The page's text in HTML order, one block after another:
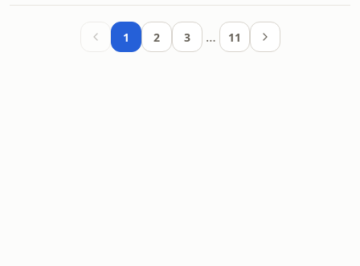
1 2 3 … 11